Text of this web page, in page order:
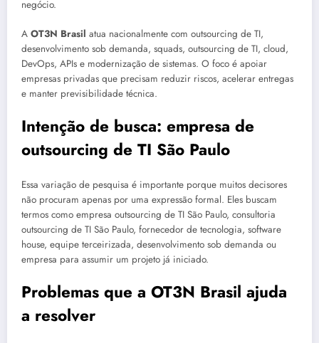
negócio.
A OT3N Brasil atua nacionalmente com outsourcing de TI,
desenvolvimento sob demanda, squads, outsourcing de TI, cloud,
DevOps, APIs e modernização de sistemas. O foco é apoiar
empresas privadas que precisam reduzir riscos, acelerar entregas
e manter previsibilidade técnica.
Intenção de busca: empresa de
outsourcing de TI São Paulo
Essa variação de pesquisa é importante porque muitos decisores
não procuram apenas por uma expressão formal. Eles buscam
termos como empresa outsourcing de TI São Paulo, consultoria
outsourcing de TI São Paulo, fornecedor de tecnologia, software
house, equipe terceirizada, desenvolvimento sob demanda ou
empresa para assumir um projeto já iniciado.
Problemas que a OT3N Brasil ajuda
a resolver